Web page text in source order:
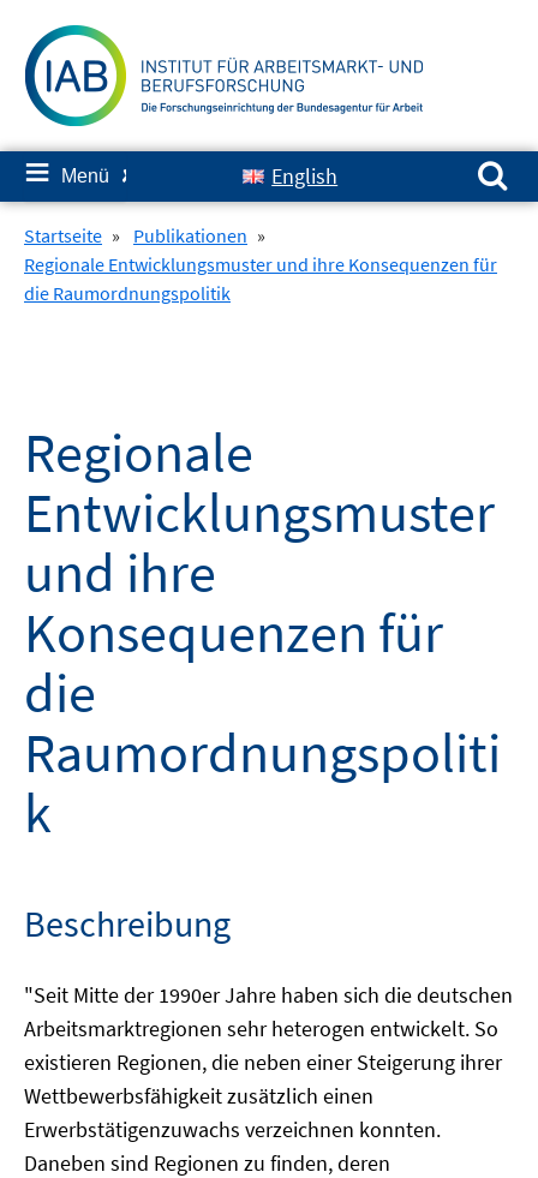
zum
Inhalt
≡ Menü ✘ English
Suchen nach:
Startseite » Publikationen »
Regionale Entwicklungsmuster und ihre Konsequenzen für
die Raumordnungspolitik
Regionale
Entwicklungsmuster
und ihre
Konsequenzen für
die
Raumordnungspoliti
k
Beschreibung
"Seit Mitte der 1990er Jahre haben sich die deutschen
Arbeitsmarktregionen sehr heterogen entwickelt. So
existieren Regionen, die neben einer Steigerung ihrer
Wettbewerbsfähigkeit zusätzlich einen
Erwerbstätigenzuwachs verzeichnen konnten.
Daneben sind Regionen zu finden, deren